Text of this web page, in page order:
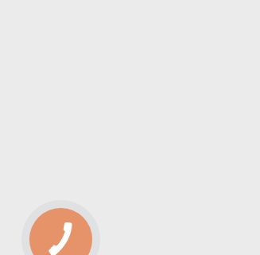
життя. Набагато краще, коли
Будь-який стіл перетвориться,